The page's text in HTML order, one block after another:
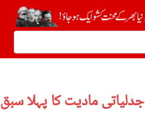
جدلیاتی مادیت کا پہلا سبق